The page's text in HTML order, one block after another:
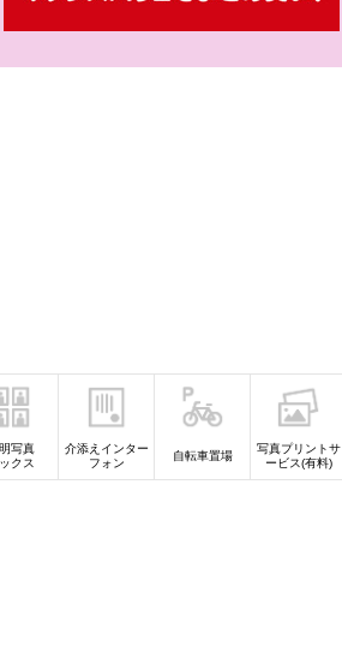
写真
クス
介添えインター
フォン
自転車置場
写真プリントサ
ービス(有料)